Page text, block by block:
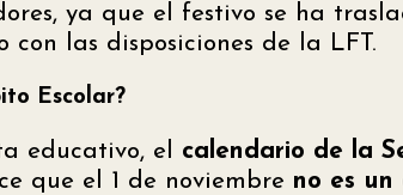
ya que el festivo se ha
con las disposiciones de la LFT.
Escolar?
educativo, el calendario de la
que el 1 de noviembre no es un